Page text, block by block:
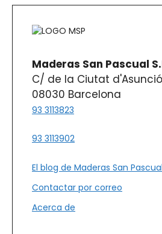
página
producto
Maderas San Pascual
C/ de la Ciutat
08030 Barcelona
93 3113823
93 3113902
El blog de Maderas San Pascual
Contactar por correo
Acerca de